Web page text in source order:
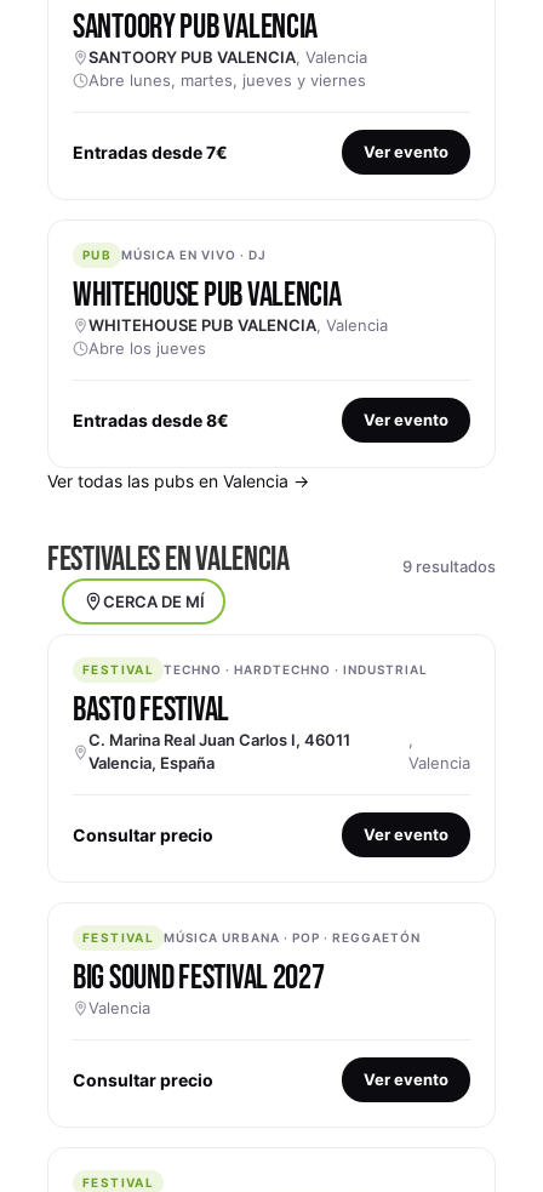
SANTOORY PUB VALENCIA
SANTOORY PUB VALENCIA, Valencia
Abre lunes, martes, jueves y viernes
Entradas desde 7€ Ver evento
PUB
PUB MÚSICA EN VIVO · DJ
WHITEHOUSE PUB VALENCIA
WHITEHOUSE PUB VALENCIA, Valencia
Abre los jueves
Entradas desde 8€ Ver evento
Ver todas las pubs en Valencia →
FESTIVALES EN VALENCIA
9 resultados
CERCA DE MÍ
FESTIVAL
FESTIVAL TECHNO · HARDTECHNO · INDUSTRIAL
BASTO FESTIVAL
C. Marina Real Juan Carlos I, 46011
Valencia, España
,
Valencia
Consultar precio Ver evento
FESTIVAL
FESTIVAL MÚSICA URBANA · POP · REGGAETÓN
BIG SOUND FESTIVAL 2027
Valencia
Consultar precio Ver evento
FESTIVAL
FESTIVAL